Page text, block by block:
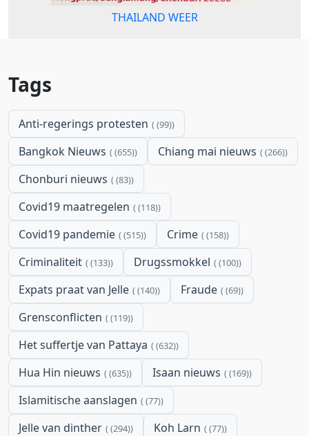
THAILAND WEER
Tags
Anti-regerings protesten (99)
Bangkok Nieuws (655) Chiang mai nieuws (266)
Chonburi nieuws (83)
Covid19 maatregelen (118)
Covid19 pandemie (515) Crime (158)
Criminaliteit (133) Drugssmokkel (100)
Expats praat van Jelle (140) Fraude (69)
Grensconflicten (119)
Het suffertje van Pattaya (632)
Hua Hin nieuws (635) Isaan nieuws (169)
Islamitische aanslagen (77)
Jelle van dinther (294) Koh Larn (77)